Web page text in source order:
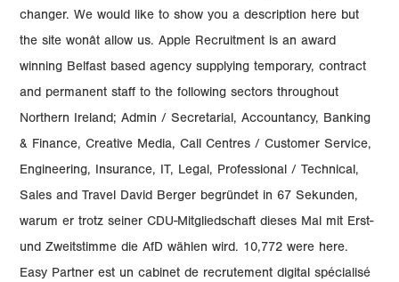
changer. We would like to show you a description here but
the site wonât allow us. Apple Recruitment is an award
winning Belfast based agency supplying temporary, contract
and permanent staff to the following sectors throughout
Northern Ireland; Admin / Secretarial, Accountancy, Banking
& Finance, Creative Media, Call Centres / Customer Service,
Engineering, Insurance, IT, Legal, Professional / Technical,
Sales and Travel David Berger begründet in 67 Sekunden,
warum er trotz seiner CDU-Mitgliedschaft dieses Mal mit Erst-
und Zweitstimme die AfD wählen wird. 10,772 were here.
Easy Partner est un cabinet de recrutement digital spécialisé